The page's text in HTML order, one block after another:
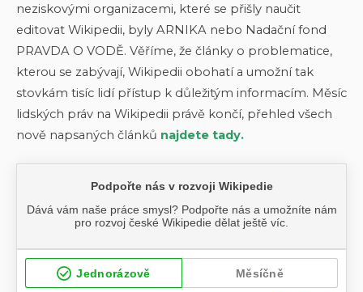
neziskovými organizacemi, které se přišly naučit
editovat Wikipedii, byly ARNIKA nebo Nadační fond
PRAVDA O VODĚ. Věříme, že články o problematice,
kterou se zabývají, Wikipedii obohatí a umožní tak
stovkám tisíc lidí přístup k důležitým informacím. Měsíc
lidských práv na Wikipedii právě končí, přehled všech
nově napsaných článků najdete tady.